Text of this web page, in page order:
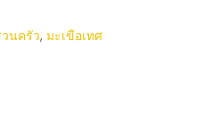
นครัว, มะเขือเทศ